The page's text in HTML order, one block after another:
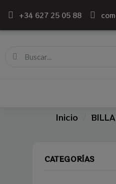
+34 627 25 05 88
Inicio
CATEGORÍAS